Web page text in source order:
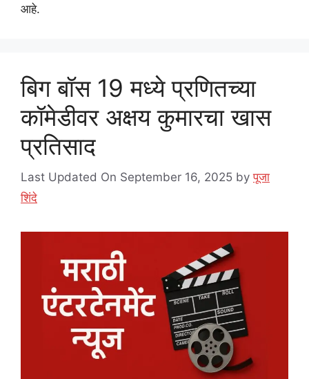
आहे.
बिग बॉस 19 मध्ये प्रणितच्या
कॉमेडीवर अक्षय कुमारचा खास
प्रतिसाद
Last Updated On September 16, 2025 byपूजा
शिंदे